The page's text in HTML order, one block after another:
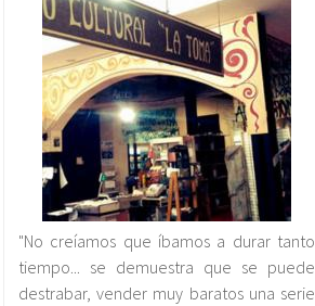
"No creíamos que íbamos a durar tanto
tiempo... se demuestra que se puede
destrabar, vender muy baratos una serie